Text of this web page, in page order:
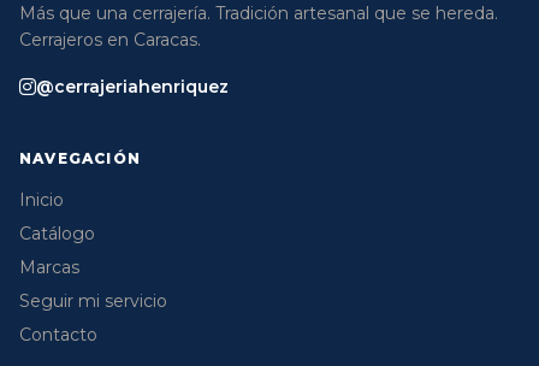
Más que una cerrajería. Tradición artesanal que se hereda.
Cerrajeros en Caracas.
@cerrajeriahenriquez
NAVEGACIÓN
Inicio
Catálogo
Marcas
Seguir mi servicio
Contacto